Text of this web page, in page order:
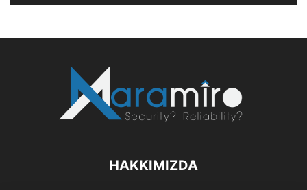
HAKKIMIZDA